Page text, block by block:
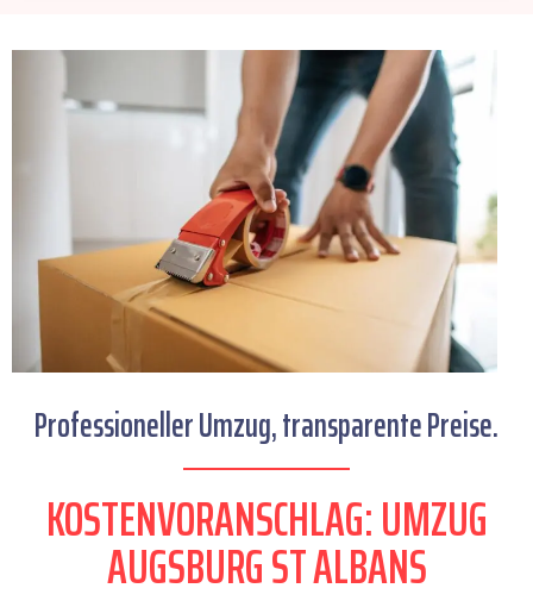
Professioneller Umzug, transparente Preise.
KOSTENVORANSCHLAG: UMZUG
AUGSBURG ST ALBANS